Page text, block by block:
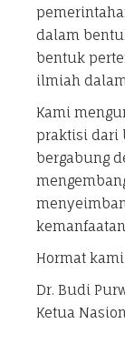
dalam
bentuk
ilmiah
Kami
praktisi dari
bergabung
Hormat
Dr. Budi
Ketua